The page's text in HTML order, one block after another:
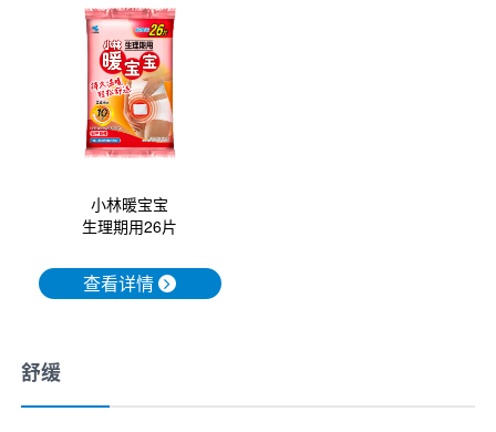
小林暖宝宝
生理期用26片
查看详情
舒缓